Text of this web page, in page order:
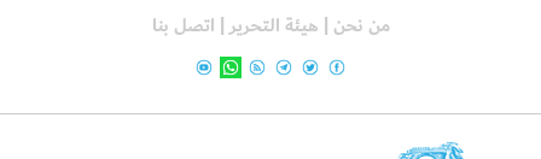
من نحن | هيئة التحرير | اتصل بنا